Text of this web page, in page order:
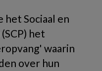
het Sociaal en
het
waarin
over hun